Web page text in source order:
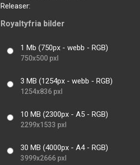
Releaser:
Royaltyfria bilder
1 Mb (750px - webb - RGB)
750x500 pxl
3 MB (1254px - webb - RGB)
1254x836 pxl
10 MB (2300px - A5 - RGB)
2299x1533 pxl
30 MB (4000px - A4 - RGB)
3999x2666 pxl